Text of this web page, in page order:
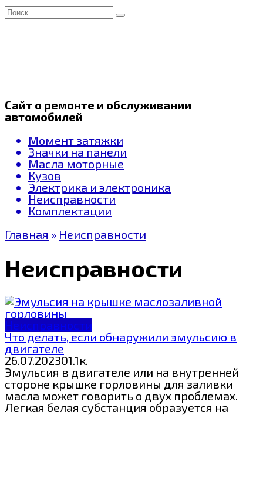
Перейти
к
Search
for:
Сайт о ремонте и обслуживании
автомобилей
Момент затяжки
Значки на панели
Масла моторные
Кузов
Электрика и электроника
Неисправности
Комплектации
Главная » Неисправности
Неисправности
Неисправности
Что делать, если обнаружили эмульсию в
двигателе
26.07.202301.1к.
Эмульсия в двигателе или на внутренней
стороне крышке горловины для заливки
масла может говорить о двух проблемах.
Легкая белая субстанция образуется на